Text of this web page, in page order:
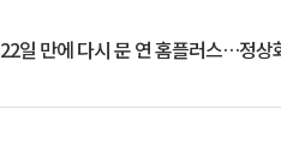
22일 만에 다시 문 연 홈플러스…정상